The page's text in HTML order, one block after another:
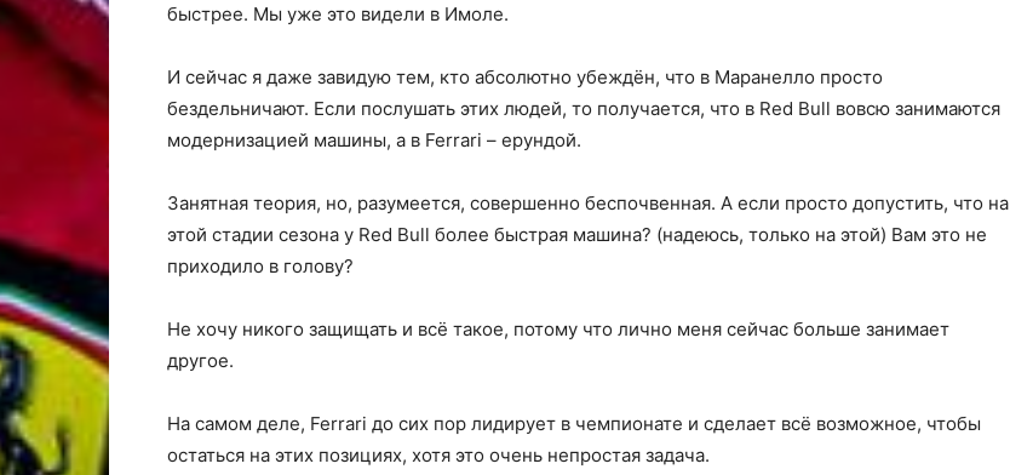
быстрее. Мы уже это видели в Имоле.
И сейчас я даже завидую тем, кто абсолютно убеждён, что в Маранелло просто
бездельничают. Если послушать этих людей, то получается, что в Red Bull вовсю занимаются
модернизацией машины, а в Ferrari – ерундой.
Занятная теория, но, разумеется, совершенно беспочвенная. А если просто допустить, что на
этой стадии сезона у Red Bull более быстрая машина? (надеюсь, только на этой) Вам это не
приходило в голову?
Не хочу никого защищать и всё такое, потому что лично меня сейчас больше занимает
другое.
На самом деле, Ferrari до сих пор лидирует в чемпионате и сделает всё возможное, чтобы
остаться на этих позициях, хотя это очень непростая задача.